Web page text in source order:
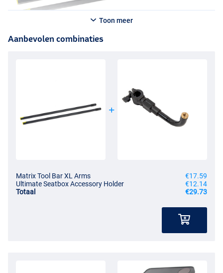
Toon meer
Aanbevolen combinaties
Matrix Tool Bar XL Arms
€17.59
Ultimate Seatbox Accessory Holder
€12.14
Totaal
€29.73